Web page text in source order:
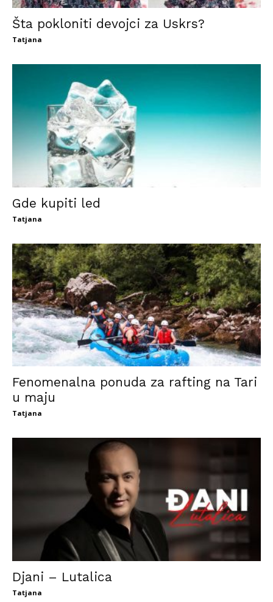
Šta pokloniti devojci za Uskrs?
Tatjana
Gde kupiti led
Tatjana
Fenomenalna ponuda za rafting na Tari
u maju
Tatjana
Djani – Lutalica
Tatjana